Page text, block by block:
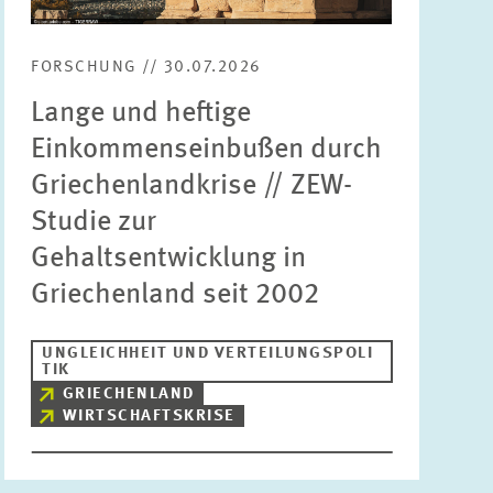
FORSCHUNG // 30.07.2026
Lange und heftige
Einkommenseinbußen durch
Griechenlandkrise // ZEW-
Studie zur
Gehaltsentwicklung in
Griechenland seit 2002
UNGLEICHHEIT UND VERTEILUNGSPOLI
TIK
GRIECHENLAND
WIRTSCHAFTSKRISE